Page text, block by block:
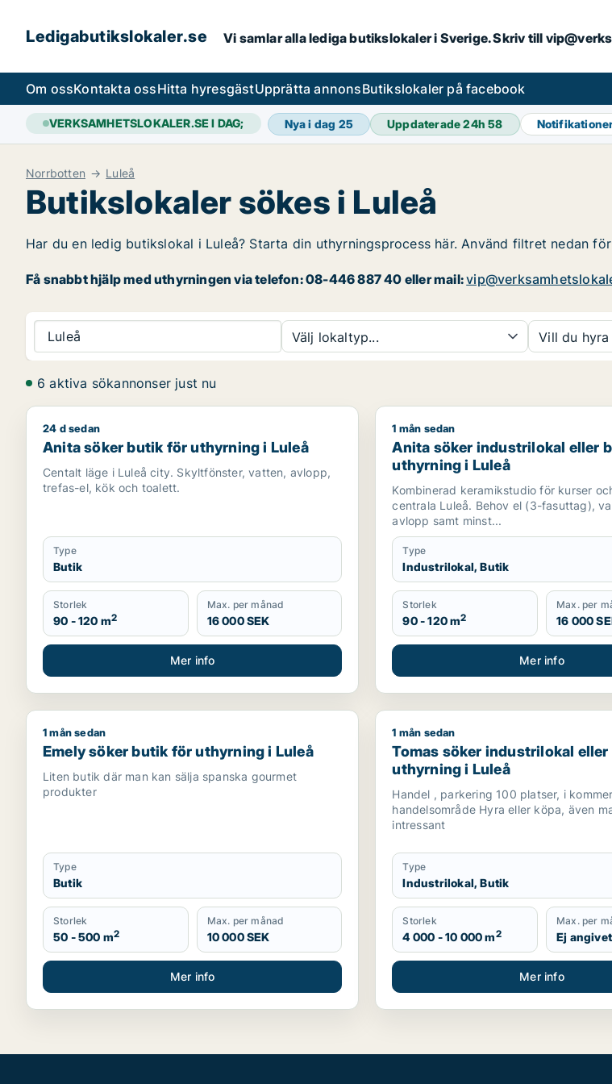
Ledigabutikslokaler.se Vi samlar alla lediga butikslokaler i Sverige. Skriv till
Om ossKontakta ossHitta hyresgästUpprätta annonsButikslokaler på facebook
VERKSAMHETSLOKALER.SE I DAG; Nya i dag 25 Uppdaterade 24h58
Norrbotten Luleå
Butikslokaler sökes i Luleå
Har du en ledig butikslokal i Luleå? Starta din uthyrningsprocess här. Använd filtret nedan
Få snabbt hjälp med uthyrningen via telefon: 08-446 887 40 eller mail:
Luleå Välj lokaltyp... Vill du
6 aktiva sökannonser just nu
Anita söker butik för uthyrning i Luleå
24 d sedan
Anita söker butik för uthyrning i Luleå
Centalt läge i Luleå city. Skyltfönster, vatten, avlopp,
trefas-el, kök och toalett.
Type
Butik
Storlek
90 - 120 m2
Max. per månad
16 000 SEK
Mer info
Anita söker industrilokal eller butik
1 mån sedan
Anita söker industrilokal eller
uthyrning i Luleå
Kombinerad keramikstudio för kurser
centrala Luleå. Behov el (3-fasuttag),
avlopp samt minst...
Type
Industrilokal, Butik
Storlek
90 - 120 m2
Max. per
16 000
Mer info
Emely söker butik för uthyrning i Luleå
1 mån sedan
Emely söker butik för uthyrning i Luleå
Liten butik där man kan sälja spanska gourmet
produkter
Type
Butik
Storlek
50 - 500 m2
Max. per månad
10 000 SEK
Mer info
Tomas söker industrilokal eller
1 mån sedan
Tomas söker industrilokal
uthyrning i Luleå
Handel , parkering 100 platser, i
handelsområde Hyra eller köpa, även
intressant
Type
Industrilokal, Butik
Storlek
4 000 - 10 000 m2
Max. per
Ej angivet
Mer info